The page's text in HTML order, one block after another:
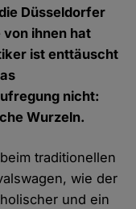
Düsseldorfer
ihnen hat
ist enttäuscht
nicht:
Wurzeln.
traditionellen
wie der
und ein